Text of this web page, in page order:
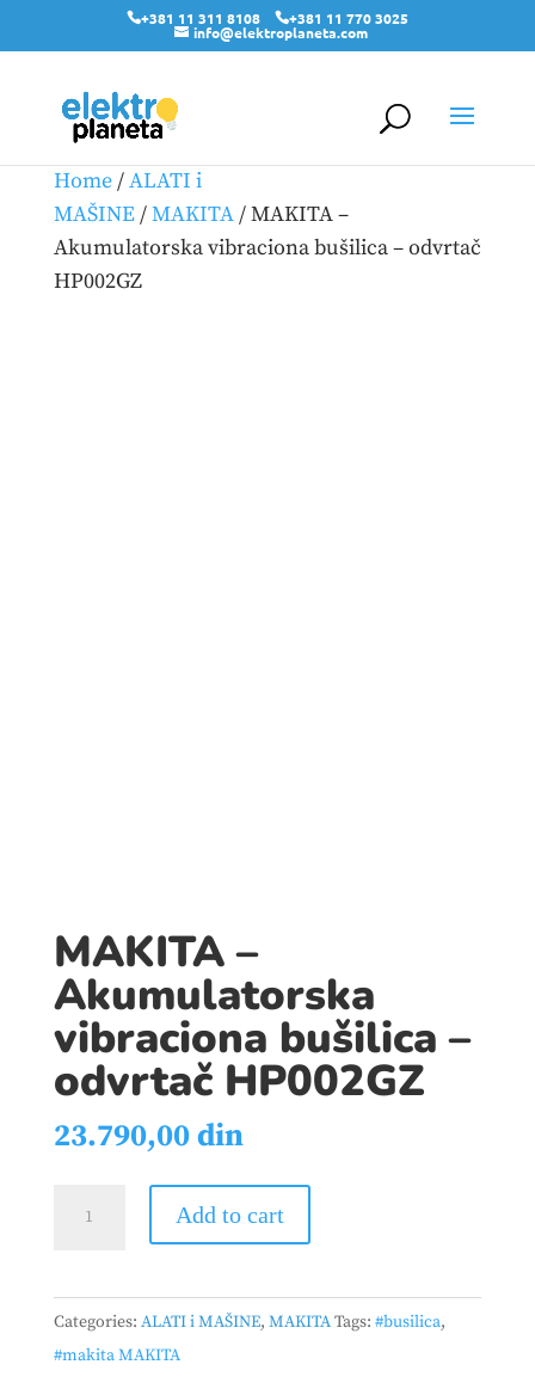
+381 11 311 8108 +381 11 770 3025
info@elektroplaneta.com
Home/ALATI i
MAŠINE/MAKITA/ MAKITA –
Akumulatorska vibraciona bušilica – odvrtač
HP002GZ
MAKITA –
Akumulatorska
vibraciona bušilica –
odvrtač HP002GZ
23.790,00din
vibraciona
bušilica
-
Add to cart
Categories: ALATI i MAŠINE, MAKITATags: #busilica,
#makita MAKITA